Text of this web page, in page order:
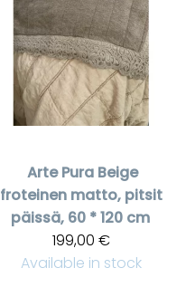
Arte Pura Beige
froteinen matto, pitsit
päissä, 60 * 120 cm
199,00 €
Available in stock